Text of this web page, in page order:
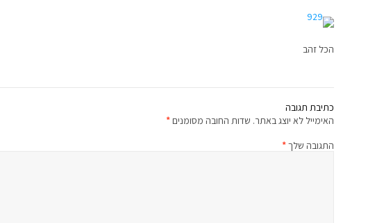
הכל זהב
כתיבת תגובה
האימייל לא יוצג באתר. שדות החובה מסומנים*
התגובה שלך*